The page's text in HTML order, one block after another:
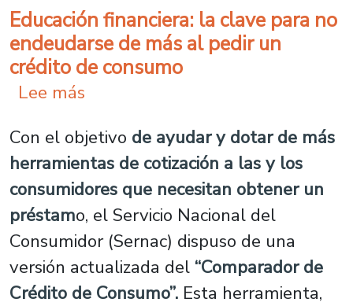
Educación financiera: la clave para no
endeudarse de más al pedir un
crédito de consumo
Lee más
Con el objetivo de ayudar y dotar de más
herramientas de cotización a las y los
consumidores que necesitan obtener un
préstamo, el Servicio Nacional del
Consumidor (Sernac) dispuso de una
versión actualizada del “Comparador de
Crédito de Consumo”. Esta herramienta,